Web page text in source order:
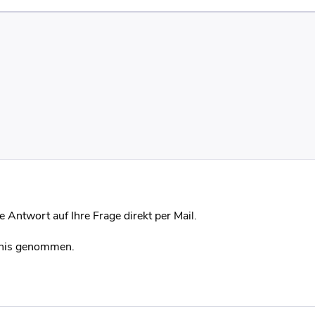
Antwort auf Ihre Frage direkt per Mail.
genommen.